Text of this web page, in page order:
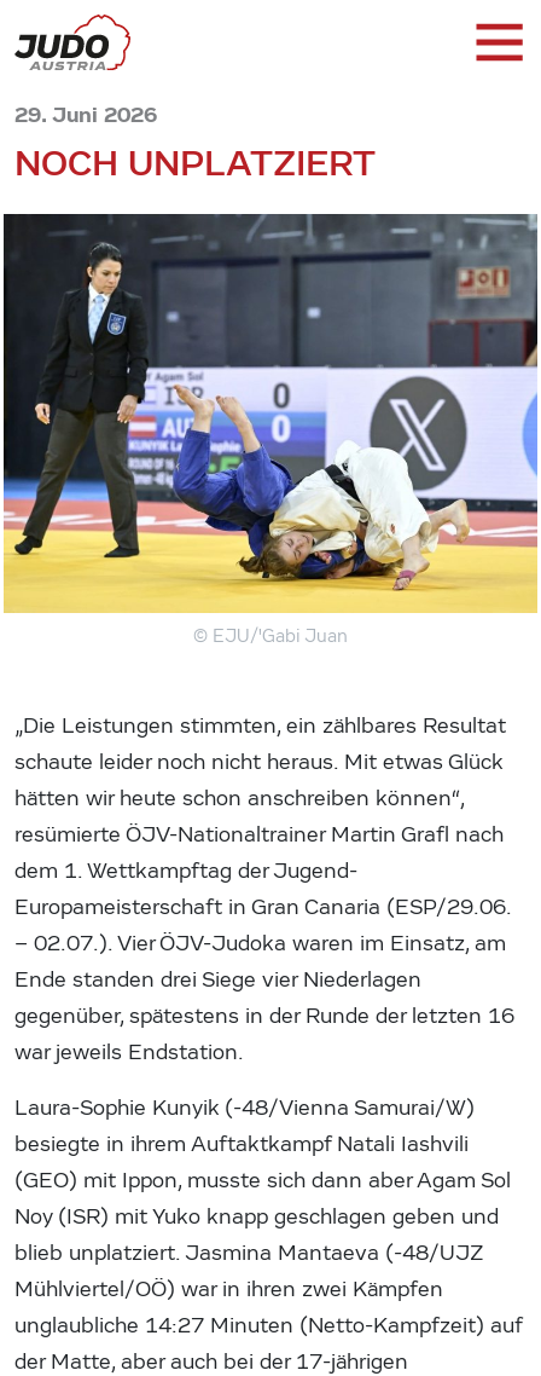
29. Juni 2026
NOCH UNPLATZIERT
© EJU/'Gabi Juan
„Die Leistungen stimmten, ein zählbares Resultat
schaute leider noch nicht heraus. Mit etwas Glück
hätten wir heute schon anschreiben können“,
resümierte ÖJV-Nationaltrainer Martin Grafl nach
dem 1. Wettkampftag der Jugend-
Europameisterschaft in Gran Canaria (ESP/29.06.
– 02.07.). Vier ÖJV-Judoka waren im Einsatz, am
Ende standen drei Siege vier Niederlagen
gegenüber, spätestens in der Runde der letzten 16
war jeweils Endstation.
Laura-Sophie Kunyik (-48/Vienna Samurai/W)
besiegte in ihrem Auftaktkampf Natali Iashvili
(GEO) mit Ippon, musste sich dann aber Agam Sol
Noy (ISR) mit Yuko knapp geschlagen geben und
blieb unplatziert. Jasmina Mantaeva (-48/UJZ
Mühlviertel/OÖ) war in ihren zwei Kämpfen
unglaubliche 14:27 Minuten (Netto-Kampfzeit) auf
der Matte, aber auch bei der 17-jährigen